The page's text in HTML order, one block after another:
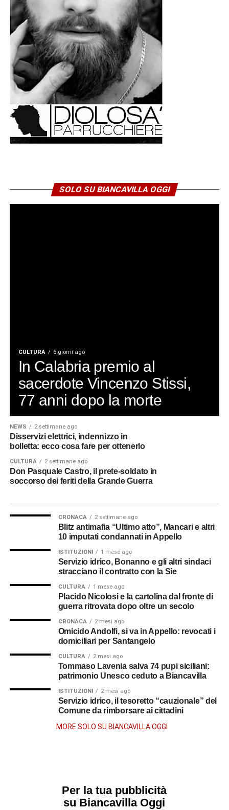
SOLO SU BIANCAVILLA OGGI
CULTURA 6 giorni ago
In Calabria premio al
sacerdote Vincenzo Stissi,
77 anni dopo la morte
NEWS 2 settimane ago
Disservizi elettrici, indennizzo in
bolletta: ecco cosa fare per ottenerlo
CULTURA 2 settimane ago
Don Pasquale Castro, il prete-soldato in
soccorso dei feriti della Grande Guerra
CRONACA 2 settimane ago
Blitz antimafia “Ultimo atto”, Mancari e altri
10 imputati condannati in Appello
ISTITUZIONI 1 mese ago
Servizio idrico, Bonanno e gli altri sindaci
stracciano il contratto con la Sie
CULTURA 1 mese ago
Placido Nicolosi e la cartolina dal fronte di
guerra ritrovata dopo oltre un secolo
CRONACA 2 mesi ago
Omicido Andolfi, si va in Appello: revocati i
domiciliari per Santangelo
CULTURA 2 mesi ago
Tommaso Lavenia salva 74 pupi siciliani:
patrimonio Unesco ceduto a Biancavilla
ISTITUZIONI 2 mesi ago
Servizio idrico, il tesoretto “cauzionale” del
Comune da rimborsare ai cittadini
MORE SOLO SU BIANCAVILLA OGGI
Per la tua pubblicità
su Biancavilla Oggi